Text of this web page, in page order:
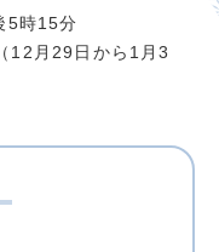
5時15分
12月29日から1月3